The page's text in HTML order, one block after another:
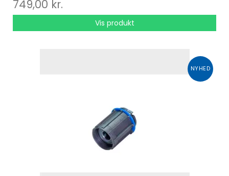
Materiale: Aluminium
Anvendelse: MTB og landevej
749,00 kr.
Vis produkt
NYHED